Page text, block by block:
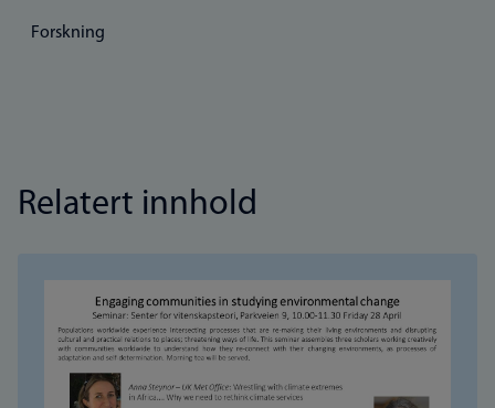
Forskning
Relatert innhold